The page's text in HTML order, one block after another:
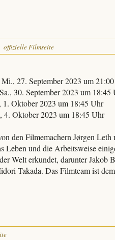
offizielle Filmseite
27. September 2023 um
30. September 2023 um 18:45
Oktober 2023 um 18:45 Uhr
Oktober 2023 um 18:45 Uhr
den Filmemachern Jørgen
Leben und die Arbeitsweise
Welt erkundet, darunter Jakob
Takada. Das Filmteam ist